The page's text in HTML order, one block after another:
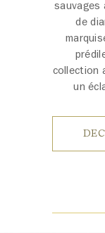
sauvages
de
collection
un